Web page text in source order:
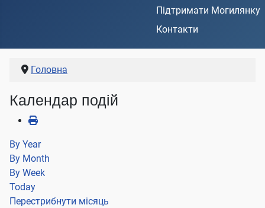
Підтримати Могилянку
Контакти
Головна
Календар подій
By Year
By Month
By Week
Today
Перестрибнути місяць